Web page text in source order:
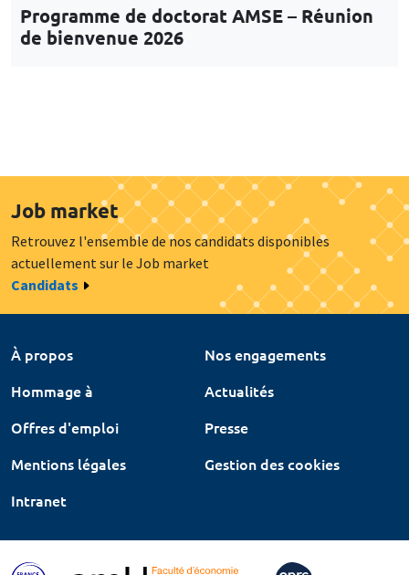
Programme de doctorat AMSE – Réunion
de bienvenue 2026
Job market
Retrouvez l'ensemble de nos candidats disponibles
actuellement sur le Job market
Candidats
À propos
Nos engagements
Hommage à
Actualités
Offres d'emploi
Presse
Mentions légales
Gestion des cookies
Intranet